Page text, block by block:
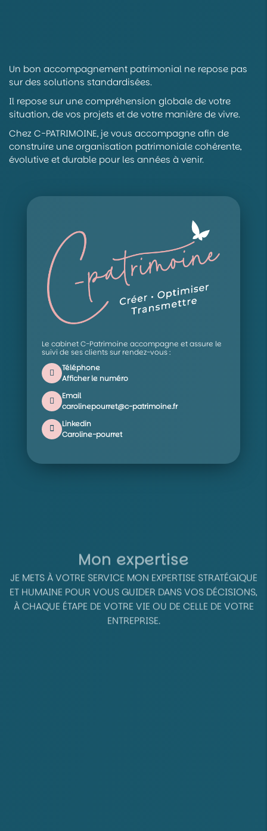
Un bon accompagnement patrimonial ne repose pas
sur des solutions standardisées.
Il repose sur une compréhension globale de votre
situation, de vos projets et de votre manière de vivre.
Chez C-PATRIMOINE, je vous accompagne afin de
construire une organisation patrimoniale cohérente,
évolutive et durable pour les années à venir.
Le cabinet C-Patrimoine accompagne et assure le
suivi de ses clients sur rendez-vous :
Téléphone
Afficher le numéro
Email
carolinepourret@c-patrimoine.fr
Linkedin
Caroline-pourret
Mon expertise
JE METS À VOTRE SERVICE MON EXPERTISE STRATÉGIQUE
ET HUMAINE POUR VOUS GUIDER DANS VOS DÉCISIONS,
À CHAQUE ÉTAPE DE VOTRE VIE OU DE CELLE DE VOTRE
ENTREPRISE.